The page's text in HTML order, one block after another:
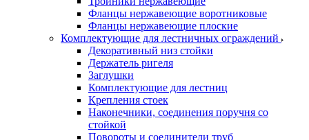
Фланцы нержавеющие воротниковые
Фланцы нержавеющие плоские
Комплектующие для лестничных ограждений
Декоративный низ стойки
Держатель ригеля
Заглушки
Комплектующие для лестниц
Крепления стоек
Наконечники, соединения поручня со
стойкой
Повороты и соединители труб